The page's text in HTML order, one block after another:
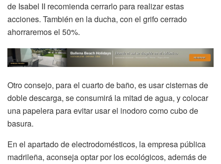
de Isabel II recomienda cerrarlo para realizar estas
acciones. También en la ducha, con el grifo cerrado
ahorraremos el 50%.
Otro consejo, para el cuarto de baño, es usar cisternas de
doble descarga, se consumirá la mitad de agua, y colocar
una papelera para evitar usar el inodoro como cubo de
basura.
En el apartado de electrodomésticos, la empresa pública
madrileña, aconseja optar por los ecológicos, además de